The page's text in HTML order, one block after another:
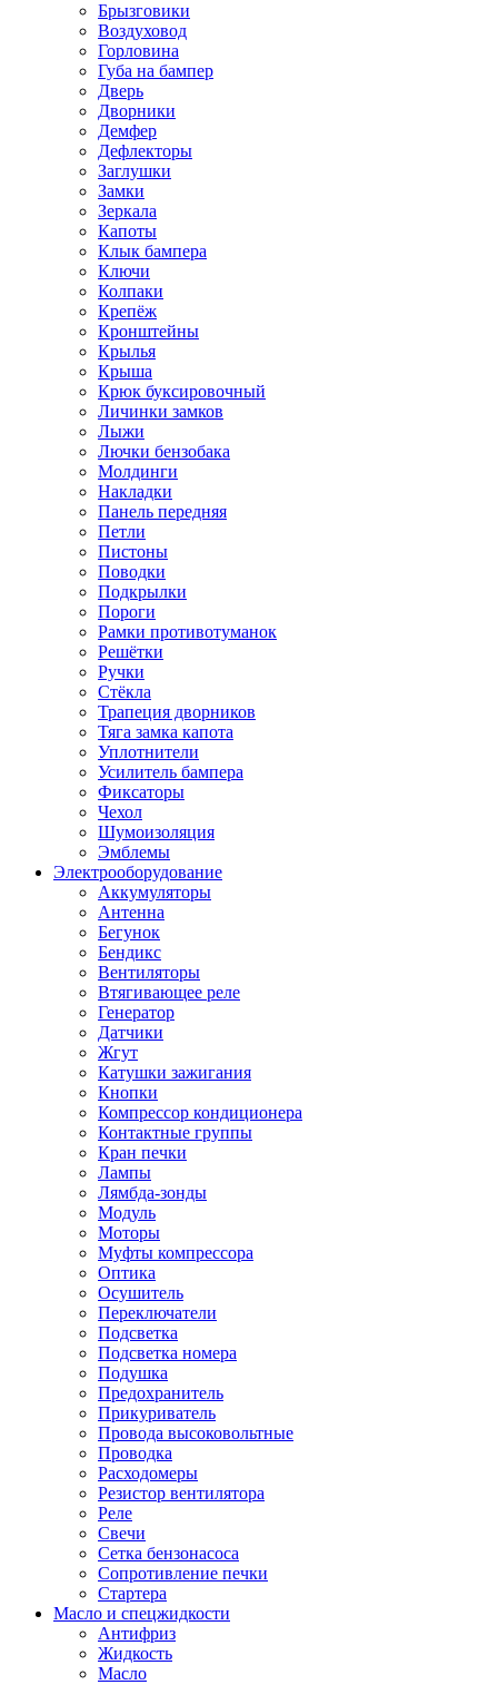
Брызговики
Воздуховод
Горловина
Губа на бампер
Дверь
Дворники
Демфер
Дефлекторы
Заглушки
Замки
Зеркала
Капоты
Клык бампера
Ключи
Колпаки
Крепёж
Кронштейны
Крылья
Крыша
Крюк буксировочный
Личинки замков
Лыжи
Лючки бензобака
Молдинги
Накладки
Панель передняя
Петли
Пистоны
Поводки
Подкрылки
Пороги
Рамки противотуманок
Решётки
Ручки
Стёкла
Трапеция дворников
Тяга замка капота
Уплотнители
Усилитель бампера
Фиксаторы
Чехол
Шумоизоляция
Эмблемы
Электрооборудование
Аккумуляторы
Антенна
Бегунок
Бендикс
Вентиляторы
Втягивающее реле
Генератор
Датчики
Жгут
Катушки зажигания
Кнопки
Компрессор кондиционера
Контактные группы
Кран печки
Лампы
Лямбда-зонды
Модуль
Моторы
Муфты компрессора
Оптика
Осушитель
Переключатели
Подсветка
Подсветка номера
Подушка
Предохранитель
Прикуриватель
Провода высоковольтные
Проводка
Расходомеры
Резистор вентилятора
Реле
Свечи
Сетка бензонасоса
Сопротивление печки
Стартера
Масло и спецжидкости
Антифриз
Жидкость
Масло